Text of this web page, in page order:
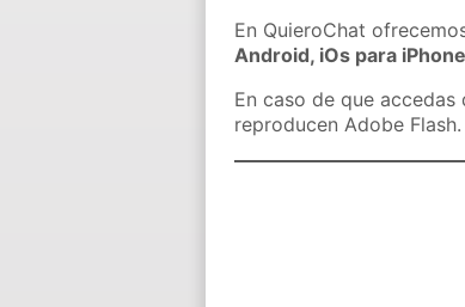
En QuieroChat
Android, iOs para
En caso de que
reproducen Adobe Flash.